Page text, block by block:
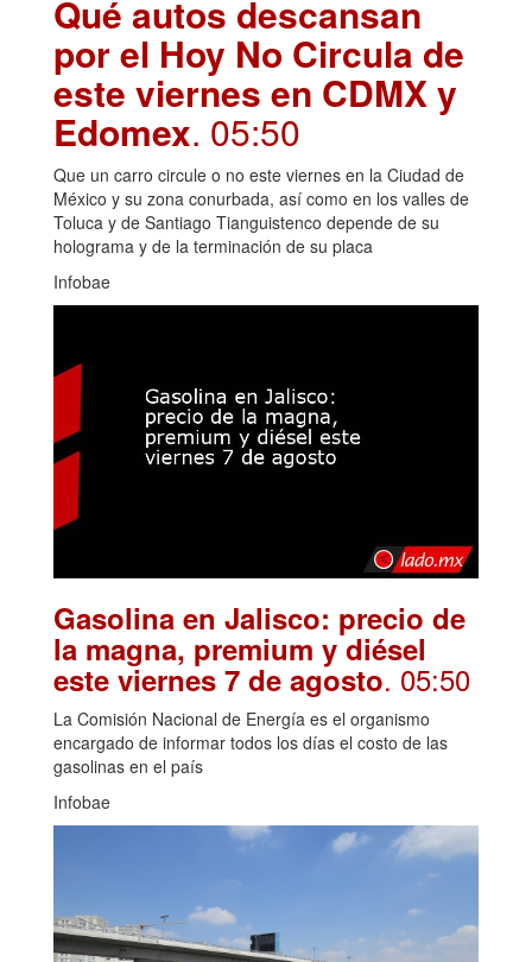
Qué autos descansan
por el Hoy No Circula de
este viernes en CDMX y
Edomex. 05:50
Que un carro circule o no este viernes en la Ciudad de
México y su zona conurbada, así como en los valles de
Toluca y de Santiago Tianguistenco depende de su
holograma y de la terminación de su placa
Infobae
Gasolina en Jalisco: precio de
la magna, premium y diésel
este viernes 7 de agosto. 05:50
La Comisión Nacional de Energía es el organismo
encargado de informar todos los días el costo de las
gasolinas en el país
Infobae